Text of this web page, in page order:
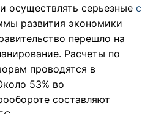
осуществлять серьезные с
развития экономики
перешло на
Расчеты по
проводятся в
53% во
составляют